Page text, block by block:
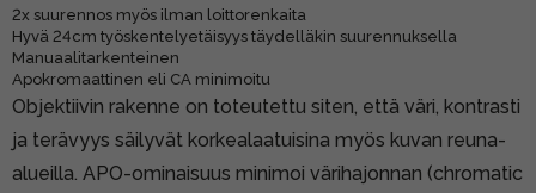
2x suurennos myös ilman loittorenkaita
Hyvä 24cm työskentelyetäisyys täydelläkin suurennuksella
Manuaalitarkenteinen
Apokromaattinen eli CA minimoitu
Objektiivin rakenne on toteutettu siten, että väri, kontrasti
ja terävyys säilyvät korkealaatuisina myös kuvan reuna-
alueilla. APO-ominaisuus minimoi värihajonnan (chromatic